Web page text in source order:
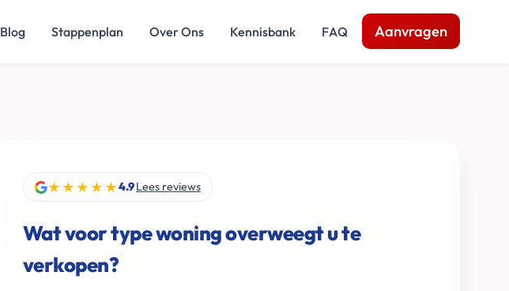
Blog Stappenplan Over Ons Kennisbank FAQ Aanvragen
★★★★★4.9Lees reviews
Wat voor type woning overweegt u te
verkopen?